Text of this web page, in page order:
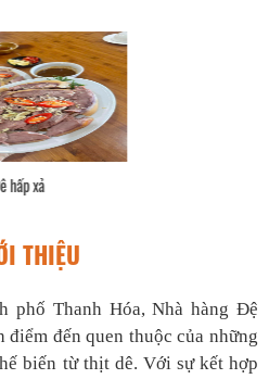
Dê hấp xả
THIỆU
phố Thanh Hóa, Nhà hàng Đệ
đến quen thuộc của những
biến từ thịt dê. Với sự kết hợp